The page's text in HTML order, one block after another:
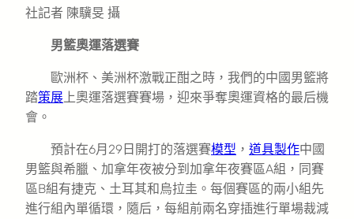
社記者 陳驥旻 攝
男籃奧運落選賽
歐洲杯、美洲杯激戰正酣之時，我們的中國男籃將
踏策展上奧運落選賽賽場，迎來爭奪奧運資格的最后機
會。
預計在6月29日開打的落選賽模型 ， 道具製作中國
男籃與希臘、加拿年夜被分到加拿年夜賽區A組，同賽
區B組有捷克、土耳其和烏拉圭。每個賽區的兩小組先
進行組內單循環，隨后，每組前兩名穿插進行單場裁減